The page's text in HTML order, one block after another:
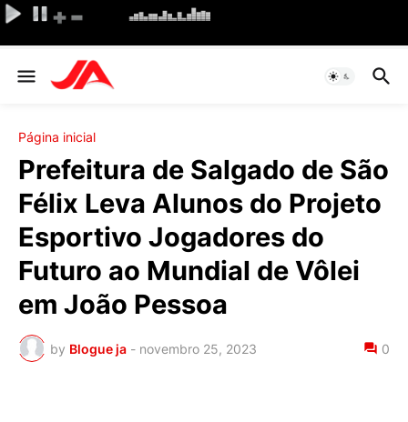
Página inicial
Prefeitura de Salgado de São
Félix Leva Alunos do Projeto
Esportivo Jogadores do
Futuro ao Mundial de Vôlei
em João Pessoa
by Blogue ja - novembro 25, 2023 0